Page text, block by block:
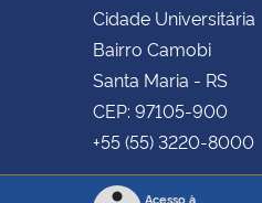
Cidade Universitária
Bairro Camobi
Santa Maria - RS
CEP: 97105-900
+55 (55) 3220-8000
Acesso à